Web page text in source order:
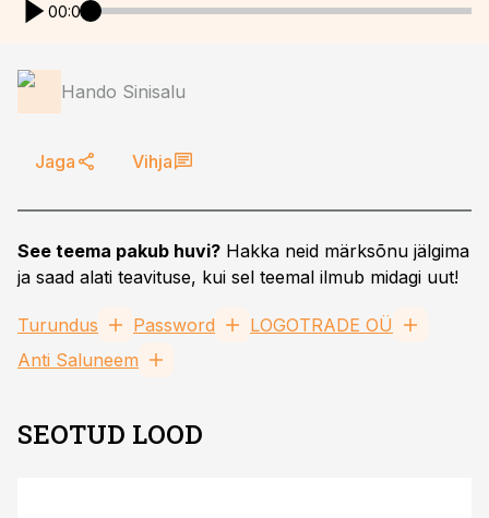
00:00
Hando Sinisalu
Jaga Vihja
See teema pakub huvi? Hakka neid märksõnu jälgima
ja saad alati teavituse, kui sel teemal ilmub midagi uut!
Turundus Password
LOGOTRADE OÜ
Anti Saluneem
SEOTUD LOOD